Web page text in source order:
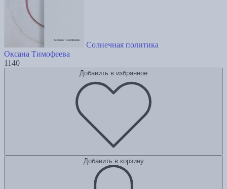
Солнечная политика
Оксана Тимофеева
1140
Добавить в избранное
Добавить в корзину